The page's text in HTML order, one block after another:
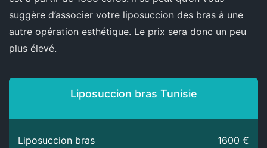
suggère d’associer votre liposuccion des bras à une
autre opération esthétique. Le prix sera donc un peu
plus élevé.
Liposuccion bras Tunisie
Liposuccion bras 1600 €